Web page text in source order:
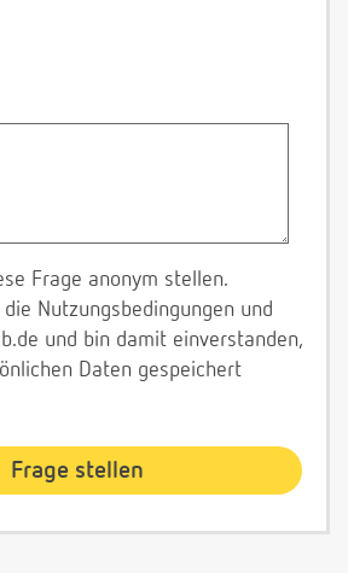
Frage anonym stellen.
die Nutzungsbedingungen und
und bin damit einverstanden,
Daten gespeichert